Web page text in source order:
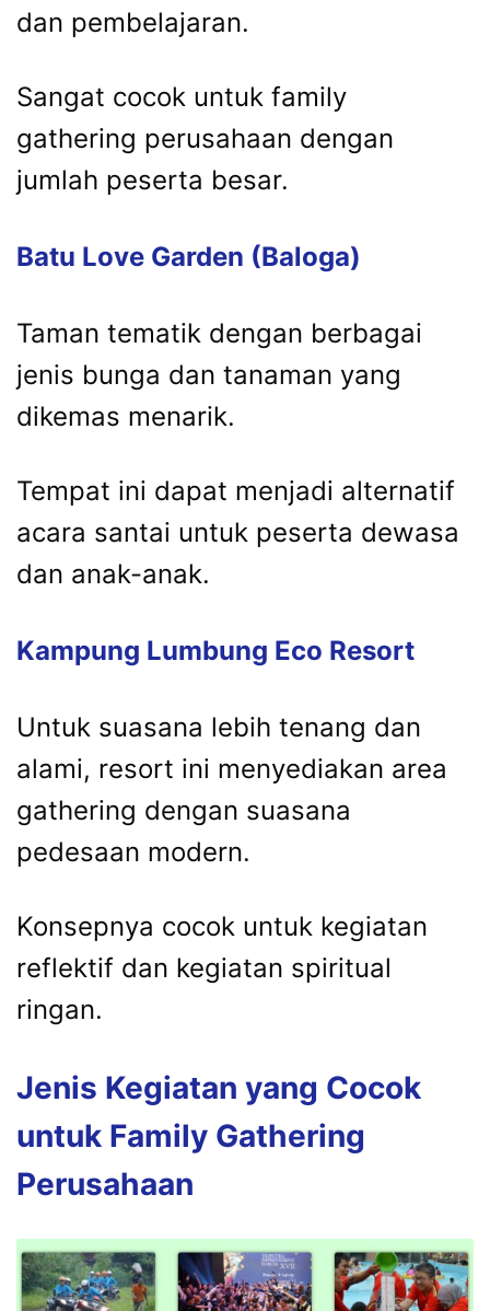
dan pembelajaran.
Sangat cocok untuk family
gathering perusahaan dengan
jumlah peserta besar.
Batu Love Garden (Baloga)
Taman tematik dengan berbagai
jenis bunga dan tanaman yang
dikemas menarik.
Tempat ini dapat menjadi alternatif
acara santai untuk peserta dewasa
dan anak-anak.
Kampung Lumbung Eco Resort
Untuk suasana lebih tenang dan
alami, resort ini menyediakan area
gathering dengan suasana
pedesaan modern.
Konsepnya cocok untuk kegiatan
reflektif dan kegiatan spiritual
ringan.
Jenis Kegiatan yang Cocok
untuk Family Gathering
Perusahaan